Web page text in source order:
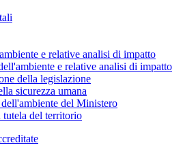
e relative analisi di impatto
e relative analisi di impatto
della legislazione
sicurezza umana
del Ministero
del territorio